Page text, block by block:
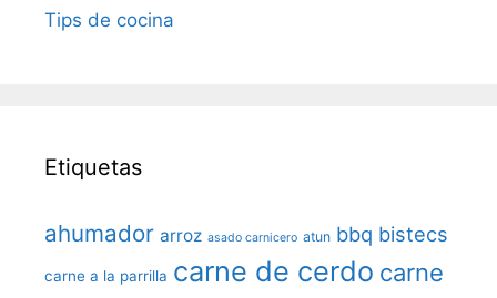
Tips de cocina
Etiquetas
ahumador arroz asado carnicero atun bbq bistecs
carne a la parrilla carne de cerdo carne